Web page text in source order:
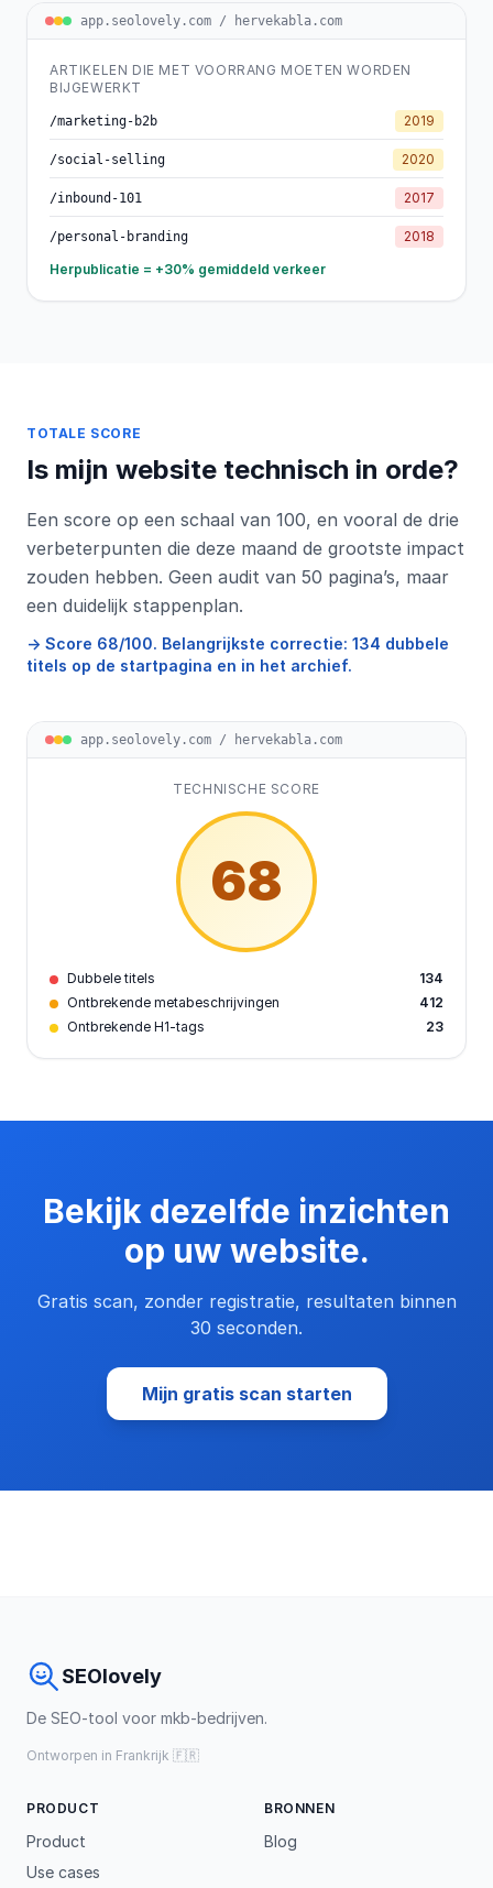
app.seolovely.com / hervekabla.com
ARTIKELEN DIE MET VOORRANG MOETEN WORDEN
BIJGEWERKT
/marketing-b2b 2019
/social-selling 2020
/inbound-101 2017
/personal-branding
2018
Herpublicatie = +30% gemiddeld verkeer
TOTALE SCORE
Is mijn website technisch in orde?
Een score op een schaal van 100, en vooral de drie
verbeterpunten die deze maand de grootste impact
zouden hebben. Geen audit van 50 pagina’s, maar
een duidelijk stappenplan.
→ Score 68/100. Belangrijkste correctie: 134 dubbele
titels op de startpagina en in het archief.
app.seolovely.com / hervekabla.com
TECHNISCHE SCORE
68
Dubbele titels
134
Ontbrekende metabeschrijvingen
412
Ontbrekende H1-tags
23
Bekijk dezelfde inzichten
op uw website.
Gratis scan, zonder registratie, resultaten binnen
30 seconden.
Mijn gratis scan starten
SEOlovely
De SEO-tool voor mkb-bedrijven.
Ontworpen in Frankrijk 🇫🇷
PRODUCT
Product
Use cases
BRONNEN
Blog